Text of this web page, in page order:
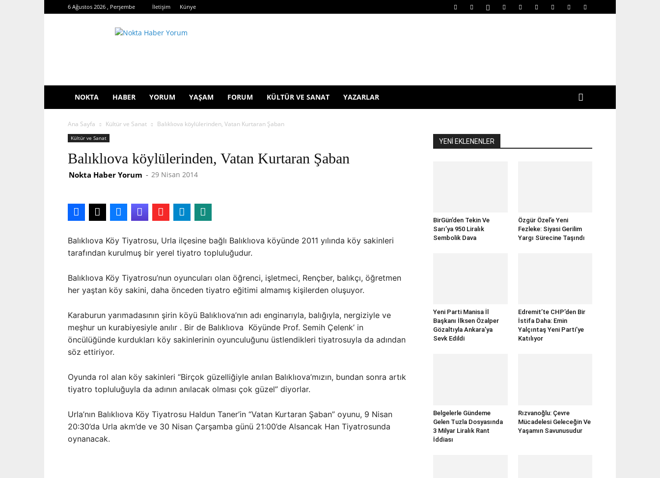
6 Ağustos 2026 , Perşembe İletişim Künye
NOKTA HABER YORUM YAŞAM FORUM KÜLTÜR VE SANAT YAZARLAR
Ana Sayfa Kültür ve Sanat Balıklıova köylülerinden, Vatan Kurtaran Şaban
Kültür ve Sanat
Balıklıova köylülerinden, Vatan Kurtaran Şaban
Nokta Haber Yorum - 29 Nisan 2014
Balıklıova Köy Tiyatrosu, Urla ilçesine bağlı Balıklıova köyünde 2011 yılında köy sakinleri
tarafından kurulmuş bir yerel tiyatro topluluğudur.
Balıklıova Köy Tiyatrosu’nun oyuncuları olan öğrenci, işletmeci, Rençber, balıkçı, öğretmen
her yaştan köy sakini, daha önceden tiyatro eğitimi almamış kişilerden oluşuyor.
Karaburun yarımadasının şirin köyü Balıklıova’nın adı enginarıyla, balığıyla, nergiziyle ve
meşhur un kurabiyesiyle anılır . Bir de Balıklıova Köyünde Prof. Semih Çelenk’ in
öncülüğünde kurdukları köy sakinlerinin oyunculuğunu üstlendikleri tiyatrosuyla da adından
söz ettiriyor.
Oyunda rol alan köy sakinleri “Birçok güzelliğiyle anılan Balıklıova’mızın, bundan sonra artık
tiyatro topluluğuyla da adının anılacak olması çok güzel” diyorlar.
Urla’nın Balıklıova Köy Tiyatrosu Haldun Taner’in “Vatan Kurtaran Şaban” oyunu, 9 Nisan
20:30’da Urla akm’de ve 30 Nisan Çarşamba günü 21:00’de Alsancak Han Tiyatrosunda
oynanacak.
YENİ EKLENENLER
BirGün’den Tekin Ve
Sarı’ya 950 Liralık
Sembolik Dava
Özgür Özel’e Yeni
Fezleke: Siyasi Gerilim
Yargı Sürecine Taşındı
Yeni Parti Manisa İl
Başkanı İlksen Özalper
Gözaltıyla Ankara’ya
Sevk Edildi
Edremit’te CHP’den Bir
İstifa Daha: Emin
Yalçıntaş Yeni Parti’ye
Katılıyor
Belgelerle Gündeme
Gelen Tuzla Dosyasında
3 Milyar Liralık Rant
İddiası
Rızvanoğlu: Çevre
Mücadelesi Geleceğin Ve
Yaşamın Savunusudur